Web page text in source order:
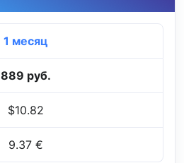
1 месяц
889 руб.
$10.82
9.37 €